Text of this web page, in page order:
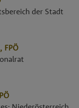
der Stadt
FPÖ